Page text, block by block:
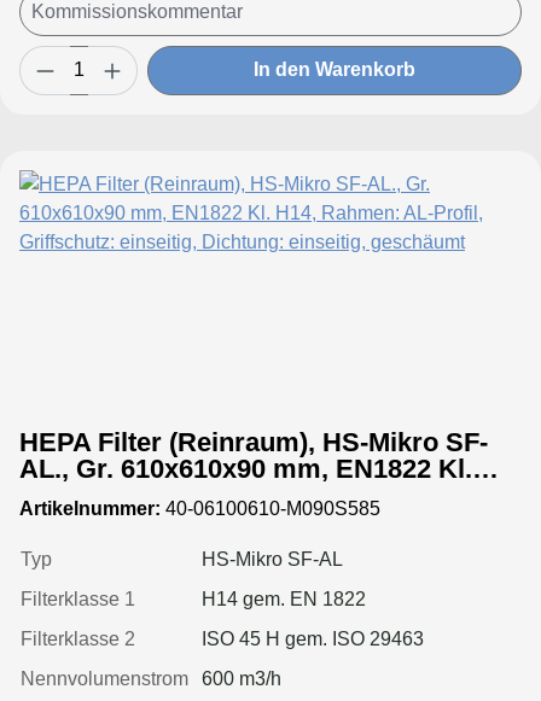
In den Warenkorb
HEPA Filter (Reinraum), HS-Mikro SF-
AL., Gr. 610x610x90 mm, EN1822 Kl.
H14, Rahmen: AL-Profil, Griffschutz:
einseitig, Dichtung: einseitig,
geschäumt
Artikelnummer: 40-06100610-M090S585
Typ
HS-Mikro SF-AL
Filterklasse 1
H14 gem. EN 1822
Filterklasse 2
ISO 45 H gem. ISO 29463
Nennvolumenstrom
600 m3/h